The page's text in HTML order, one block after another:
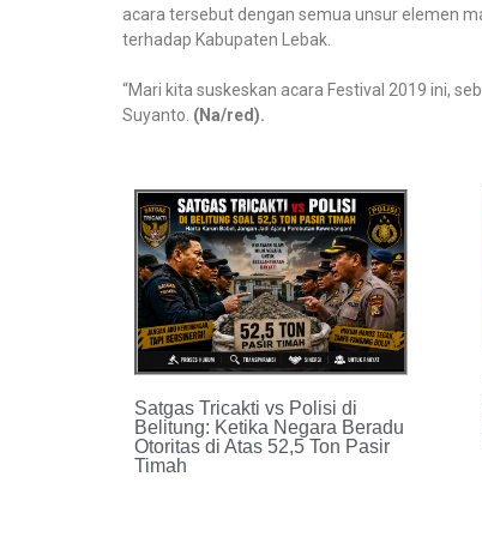
acara tersebut dengan semua unsur elemen
terhadap Kabupaten Lebak.
“Mari kita suskeskan acara Festival 2019 ini,
Suyanto. (Na/red).
Satgas Tricakti vs Polisi di
Belitung: Ketika Negara Beradu
Otoritas di Atas 52,5 Ton Pasir
Timah